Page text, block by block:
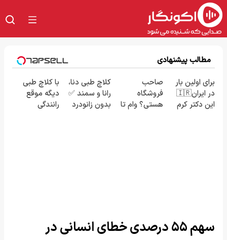
مطالب پیشنهادی
برای اولین بار
در ایران🇮🇷
این دکتر کرم
صاحب
فروشگاه
هستی؟ وام تا
کلاچ طبی دنا،
رانا و سمند ✅
بدون زانودرد
با کلاچ طبی
دیگه موقع
رانندگی
سهم ۵۵ درصدی خطای انسانی در